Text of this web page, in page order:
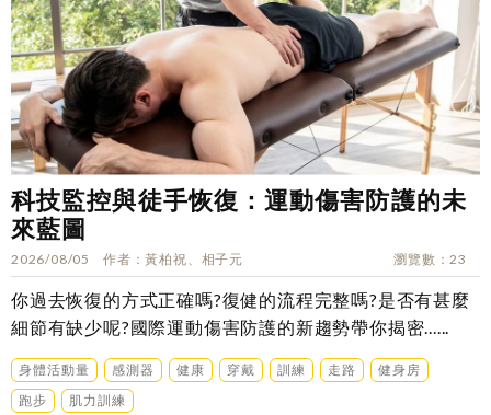
科技監控與徒手恢復：運動傷害防護的未
來藍圖
2026/08/05 作者 黃柏祝、相子元 瀏覽數 23
你過去恢復的方式正確嗎?復健的流程完整嗎?是否有甚麼
細節有缺少呢?國際運動傷害防護的新趨勢帶你揭密......
身體活動量 感測器 健康 穿戴 訓練 走路
健身房
跑步
肌力訓練